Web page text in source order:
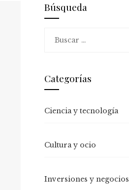
Búsqueda
Categorías
Ciencia y tecnología
Cultura y ocio
Inversiones y negocios